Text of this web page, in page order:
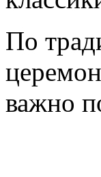
По
важно